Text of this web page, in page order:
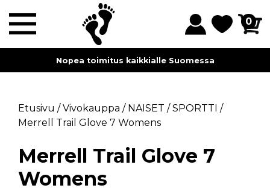
0
Nopea toimitus kaikkialle Suomessa
Etusivu /Vivokauppa / NAISET /SPORTTI /
Merrell Trail Glove 7 Womens
Merrell Trail Glove 7
Womens